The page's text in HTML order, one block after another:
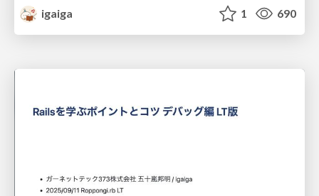
igaiga
1 690